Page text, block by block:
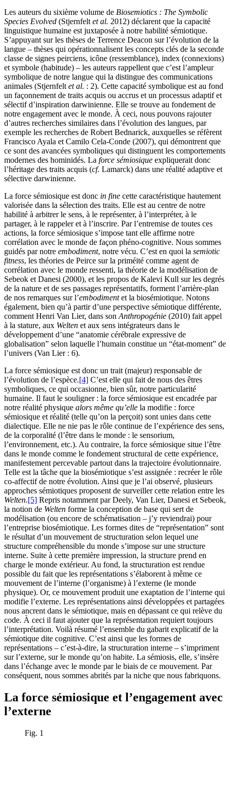
Les auteurs du sixième volume de Biosemiotics : The Symbolic
Species Evolved (Stjernfelt et al. 2012) déclarent que la capacité
linguistique humaine est juxtaposée à notre habilité sémiotique.
S’appuyant sur les thèses de Terrence Deacon sur l’évolution de la
langue – thèses qui opérationnalisent les concepts clés de la seconde
classe de signes peirciens, icône (ressemblance), index (connexions)
et symbole (habitude) – les auteurs rappellent que c’est l’ampleur
symbolique de notre langue qui la distingue des communications
animales (Stjernfelt et al. : 2). Cette capacité symbolique est au fond
un façonnement de traits acquis ou accrus et un processus adaptif et
sélectif d’inspiration darwinienne. Elle se trouve au fondement de
notre engagement avec le monde. À ceci, nous pouvons rajouter
d’autres recherches similaires dans l’évolution des langues, par
exemple les recherches de Robert Bednarick, auxquelles se réfèrent
Francisco Ayala et Camilo Cela-Conde (2007), qui démontrent que
ce sont des avancées symboliques qui distinguent les comportements
modernes des hominidés. La force sémiosique expliquerait donc
l’héritage des traits acquis (cf. Lamarck) dans une réalité adaptive et
sélective darwinienne.
La force sémiosique est donc in fine cette caractéristique hautement
valorisée dans la sélection des traits. Elle est au centre de notre
habilité à arbitrer le sens, à le représenter, à l’interpréter, à le
partager, à le rappeler et à l’inscrire. Par l’entremise de toutes ces
actions, la force sémiosique s’impose tant elle affirme notre
corrélation avec le monde de façon phéno-cognitive. Nous sommes
guidés par notre embodiment, notre vécu. C’est en quoi la semiotic
fitness, les théories de Peirce sur la priméité comme agent de
corrélation avec le monde ressenti, la théorie de la modélisation de
Sebeok et Danesi (2000), et les propos de Kalevi Kull sur les degrés
de la nature et de ses passages représentatifs, forment l’arrière-plan
de nos remarques sur l’embodimentet la biosémiotique. Notons
également, bien qu’à partir d’une perspective sémiotique différente,
comment Henri Van Lier, dans son Anthropogénie (2010) fait appel
à la stature, aux Welten et aux sens intégrateurs dans le
développement d’une “anatomie cérébrale expressive de
globalisation” selon laquelle l’humain constitue un “état-moment” de
l’univers (Van Lier : 6).
La force sémiosique est donc un trait (majeur) responsable de
l’évolution de l’espèce.[4] C’est elle qui fait de nous des êtres
symboliques, ce qui occasionne, bien sûr, notre particularité
humaine. Il faut le souligner : la force sémiosique est encadrée par
notre réalité physique alors même qu’elle la modifie : force
sémiosique et réalité (telle qu’on la perçoit) sont unies dans cette
dialectique. Elle ne nie pas le rôle continue de l’expérience des sens,
de la corporalité (l’être dans le monde : le sensorium,
l’environnement, etc.). Au contraire, la force sémiosique situe l’être
dans le monde comme le fondement structural de cette expérience,
manifestement percevable partout dans la trajectoire évolutionnaire.
Telle est la tâche que la biosémiotique s’est assignée : recréer le rôle
co-affectif de notre évolution. Ainsi que je l’ai observé, plusieurs
approches sémiotiques proposent de surveiller cette relation entre les
Welten.[5] Repris notamment par Deely, Van Lier, Danesi et Sebeok,
la notion de Welten forme la conception de base qui sert de
modélisation (ou encore de schématisation – j’y reviendrai) pour
l’entreprise biosémiotique. Les formes dites de “représentation” sont
le résultat d’un mouvement de structuration selon lequel une
structure compréhensible du monde s’impose sur une structure
interne. Suite à cette première impression, la structure prend en
charge le monde extérieur. Au fond, la structuration est rendue
possible du fait que les représentations s’élaborent à même ce
mouvement de l’interne (l’organisme) à l’externe (le monde
physique). Or, ce mouvement produit une exaptation de l’interne qui
modifie l’externe. Les représentations ainsi développées et partagées
nous ancrent dans le sémiotique, mais en dépassant ce qui relève du
code. À ceci il faut ajouter que la représentation requiert toujours
l’interprétation. Voilà résumé l’ensemble du gabarit explicatif de la
sémiotique dite cognitive. C’est ainsi que les formes de
représentations – c’est-à-dire, la structuration interne – s’impriment
sur l’externe, sur le monde qu’on habite. La sémiosis, elle, s’insère
dans l’échange avec le monde par le biais de ce mouvement. Par
conséquent, nous sommes abrités par la niche que nous fabriquons.
La force sémiosique et l’engagement avec
l’externe
Fig. 1